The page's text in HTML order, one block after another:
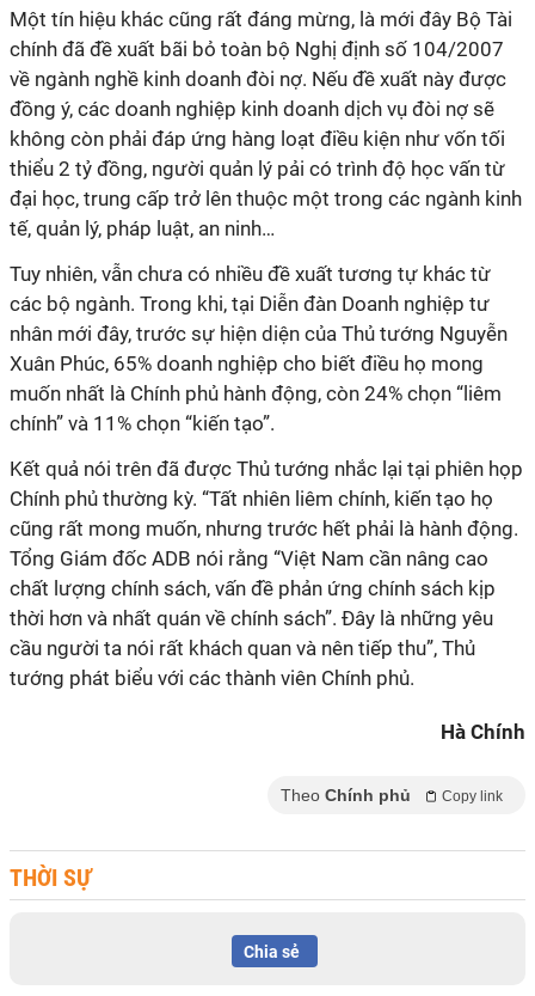
Một tín hiệu khác cũng rất đáng mừng, là mới đây Bộ Tài
chính đã đề xuất bãi bỏ toàn bộ Nghị định số 104/2007
về ngành nghề kinh doanh đòi nợ. Nếu đề xuất này được
đồng ý, các doanh nghiệp kinh doanh dịch vụ đòi nợ sẽ
không còn phải đáp ứng hàng loạt điều kiện như vốn tối
thiểu 2 tỷ đồng, người quản lý pải có trình độ học vấn từ
đại học, trung cấp trở lên thuộc một trong các ngành kinh
tế, quản lý, pháp luật, an ninh…
Tuy nhiên, vẫn chưa có nhiều đề xuất tương tự khác từ
các bộ ngành. Trong khi, tại Diễn đàn Doanh nghiệp tư
nhân mới đây, trước sự hiện diện của Thủ tướng Nguyễn
Xuân Phúc, 65% doanh nghiệp cho biết điều họ mong
muốn nhất là Chính phủ hành động, còn 24% chọn “liêm
chính” và 11% chọn “kiến tạo”.
Kết quả nói trên đã được Thủ tướng nhắc lại tại phiên họp
Chính phủ thường kỳ. “Tất nhiên liêm chính, kiến tạo họ
cũng rất mong muốn, nhưng trước hết phải là hành động.
Tổng Giám đốc ADB nói rằng “Việt Nam cần nâng cao
chất lượng chính sách, vấn đề phản ứng chính sách kịp
thời hơn và nhất quán về chính sách”. Đây là những yêu
cầu người ta nói rất khách quan và nên tiếp thu”, Thủ
tướng phát biểu với các thành viên Chính phủ.
Hà Chính
Theo Chính phủ Copy link
THỜI SỰ
Chia sẻ